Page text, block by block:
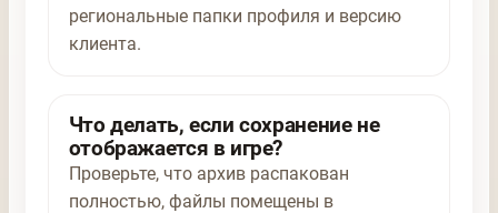
региональные папки профиля и версию
клиента.
Что делать, если сохранение не
отображается в игре?
Проверьте, что архив распакован
полностью, файлы помещены в